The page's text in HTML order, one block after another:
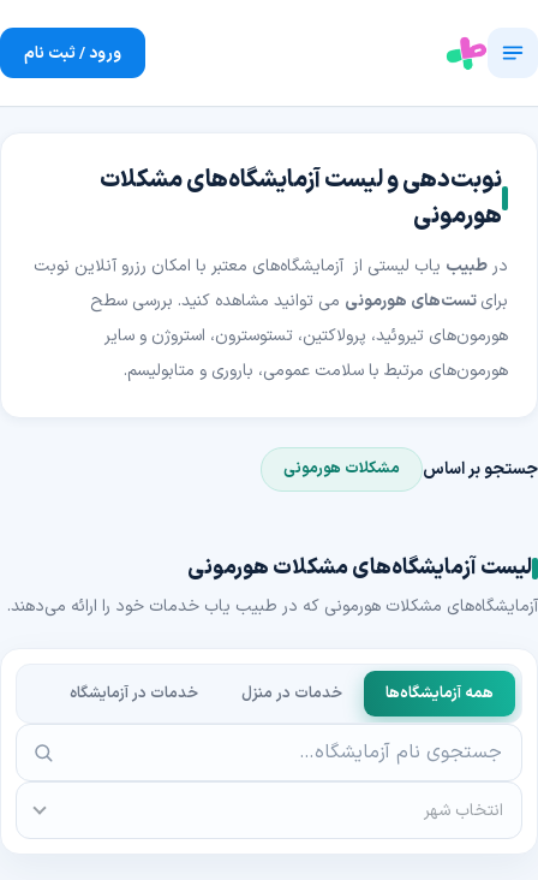
ورود / ثبت نام
نوبت‌دهی و لیست آزمایشگاه‌های مشکلات
هورمونی
در طبیب یاب لیستی از آزمایشگاه‌های معتبر با امکان رزرو آنلاین نوبت
برایتست‌های هورمونی می توانید مشاهده کنید. بررسی سطح
هورمون‌های تیروئید، پرولاکتین، تستوسترون، استروژن و سایر
هورمون‌های مرتبط با سلامت عمومی، باروری و متابولیسم.
جستجو بر اساس مشکلات هورمونی
لیست آزمایشگاه‌های مشکلات هورمونی
آزمایشگاه‌های مشکلات هورمونی که در طبیب یاب خدمات خود را ارائه می‌دهند.
همه آزمایشگاه‌ها خدمات در منزل خدمات در آزمایشگاه
انتخاب شهر